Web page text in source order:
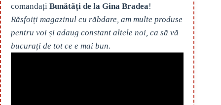
comandați Bunătăți de la Gina Bradea!
Răsfoiți magazinul cu răbdare, am multe produse
pentru voi și adaug constant altele noi, ca să vă
bucurați de tot ce e mai bun.